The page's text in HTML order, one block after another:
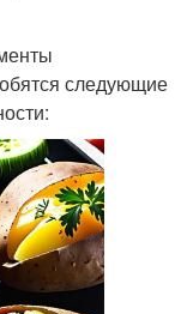
следующие